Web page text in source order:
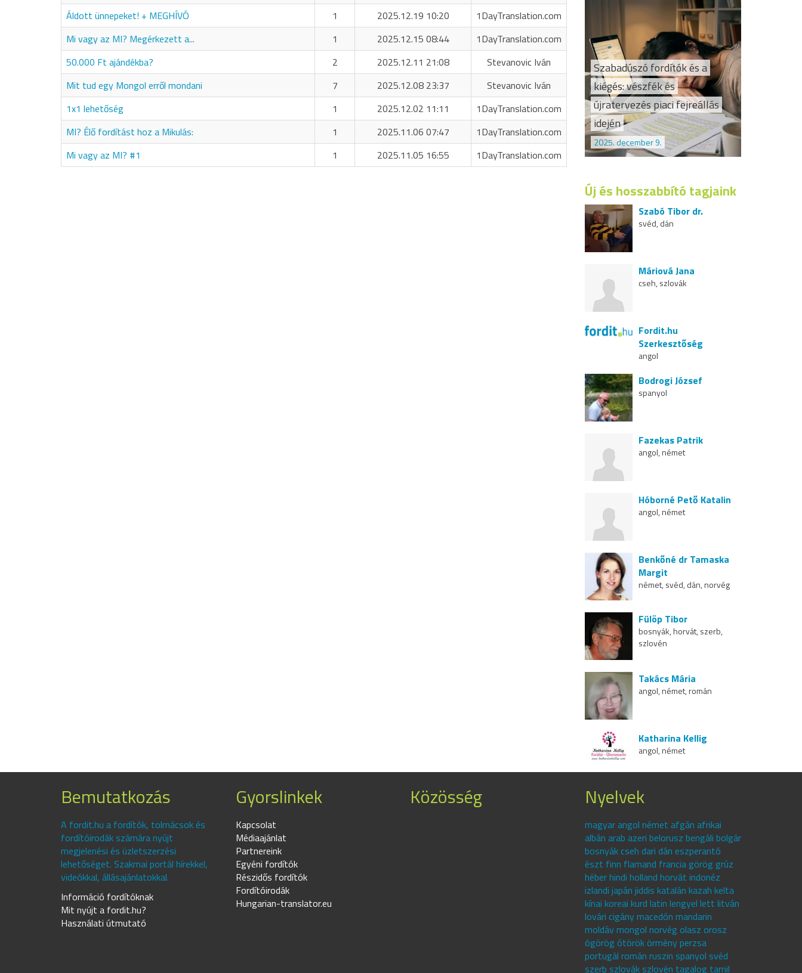
Áldott ünnepeket! + MEGHÍVÓ
1 2025.12.19 10:20
1DayTranslation.com
Mi vagy az MI? Megérkezett a...
1 2025.12.15 08:44
1DayTranslation.com
50.000 Ft ajándékba?
2 2025.12.11 21:08
Stevanovic Iván
Mit tud egy Mongol erről mondani
7 2025.12.08 23:37
Stevanovic Iván
1x1 lehetőség
1 2025.12.02 11:11
1DayTranslation.com
MI? Élő fordítást hoz a Mikulás:
1 2025.11.06 07:47
1DayTranslation.com
Mi vagy az MI? #1
1 2025.11.05 16:55 1DayTranslation.com
Szabadúszó fordítók és a
kiégés: vészfék és
újratervezés piaci fejreállás
idején
2025. december 9.
Új és hosszabbító tagjaink
Szabó Tibor dr.
svéd, dán
Máriová Jana
cseh, szlovák
Fordit.hu
Szerkesztőség
angol
Bodrogi József
spanyol
Fazekas Patrik
angol, német
Hóborné Pető Katalin
angol, német
Benkőné dr Tamaska
Margit
német, svéd, dán, norvég
Fülöp Tibor
bosnyák, horvát, szerb,
szlovén
Takács Mária
angol, német, román
Katharina Kellig
angol, német
Bemutatkozás
A fordit.hu a fordítók, tolmácsok és
fordítóirodák számára nyújt
megjelenési és üzletszerzési
lehetőséget. Szakmai portál hírekkel,
videókkal, állásajánlatokkal.
Információ fordítóknak
Mit nyújt a fordit.hu?
Használati útmutató
Gyorslinkek
Kapcsolat
Médiaajánlat
Partnereink
Egyéni fordítók
Részidős fordítók
Fordítóirodák
Hungarian-translator.eu
Közösség Nyelvek
magyar angol német afgán afrikai
albán arab azeri belorusz bengáli bolgár
bosnyák cseh dari dán eszperantó
észt finn flamand francia görög grúz
héber hindi holland horvát indonéz
izlandi japán jiddis katalán kazah kelta
kínai koreai kurd latin lengyel lett litván
lovári cigány macedón mandarin
moldáv mongol norvég olasz orosz
ógörög ótörök örmény perzsa
portugál román ruszin spanyol svéd
szerb szlovák szlovén tagalog tamil